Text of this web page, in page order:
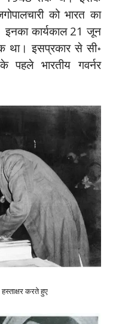
को भारत का
इनका कार्यकाल 21 जून
इसप्रकार से सी॰
के पहले भारतीय गवर्नर
करते हुए